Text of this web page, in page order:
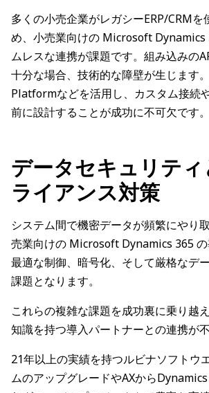
多くの小売企業がレガシーERP/CRMを
め、小売業向けの Microsoft Dynamics
ムレスな連携が課題です。組み込みの
十分な場合、技術的な障壁が生じます
Platformなどを活用し、カスタム接続
前に設計することが成功に不可欠です。
データセキュリテ
ライアンス対策
システム間で機密データが頻繁にやり
売業向けの Microsoft Dynamics 365 の
最適な制御、暗号化、そして厳格なデ
課題となります。
これらの複雑な課題を成功裏に乗り越
知識を持つ導入パートナーとの連携が不
21年以上の実績を持つルビナソフトウ
ムのアップグレードやAXから